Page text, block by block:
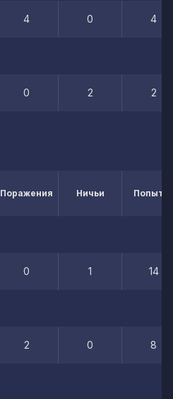
4 0 4
0 2 2
Поражения Ничьи
0 1 14
2 0 8